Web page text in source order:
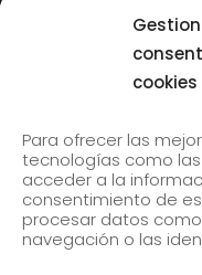
cookies
Para ofrecer las
tecnologías como
acceder a la
consentimiento de
procesar datos
navegación o las
Tolliver en el 61
Subscribe to our
email.